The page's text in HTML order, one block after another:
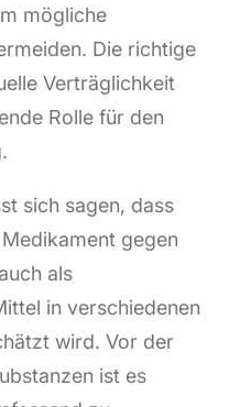
mögliche
Die richtige
Verträglichkeit
Rolle für den
sich sagen, dass
gegen
als
in verschiedenen
wird. Vor der
ist es